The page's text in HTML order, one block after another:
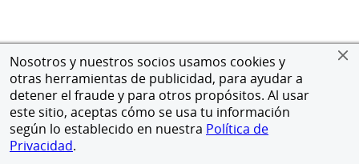
Nosotros y nuestros socios usamos cookies y
otras herramientas de publicidad, para ayudar a
detener el fraude y para otros propósitos. Al usar
este sitio, aceptas cómo se usa tu información
según lo establecido en nuestra Política de
Privacidad.